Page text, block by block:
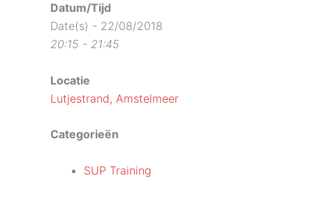
Datum/Tijd
Date(s) - 22/08/2018
20:15 - 21:45
Locatie
Lutjestrand, Amstelmeer
Categorieën
SUP Training